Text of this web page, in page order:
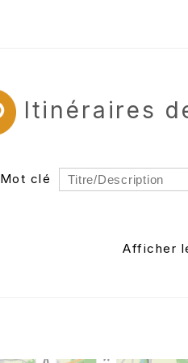
Itinéraires
Mot clé
Auteur
Afficher